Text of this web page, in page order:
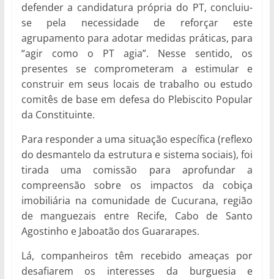
defender a candidatura própria do PT, concluiu-
se pela necessidade de reforçar este
agrupamento para adotar medidas práticas, para
“agir como o PT agia”. Nesse sentido, os
presentes se comprometeram a estimular e
construir em seus locais de trabalho ou estudo
comitês de base em defesa do Plebiscito Popular
da Constituinte.
Para responder a uma situação específica (reflexo
do desmantelo da estrutura e sistema sociais), foi
tirada uma comissão para aprofundar a
compreensão sobre os impactos da cobiça
imobiliária na comunidade de Cucurana, região
de manguezais entre Recife, Cabo de Santo
Agostinho e Jaboatão dos Guararapes.
Lá, companheiros têm recebido ameaças por
desafiarem os interesses da burguesia e